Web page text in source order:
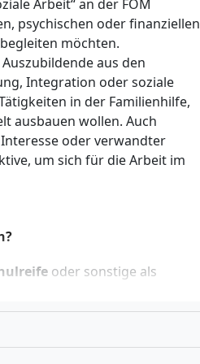
Corporate Social Responsibility,
Entwicklungen der Sozialen Arbeit,
& Nachhaltigkeit, Finanzierung der
Arbeit“ an der FOM
psychischen oder finanziellen
möchten.
aus den
Integration oder soziale
in der Familienhilfe,
ausbauen wollen. Auch
oder verwandter
um sich für die Arbeit im
oder sonstige als
Fachwirt)